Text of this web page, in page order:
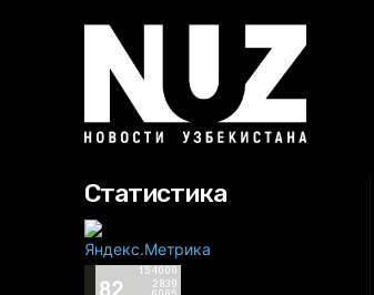
Статистика